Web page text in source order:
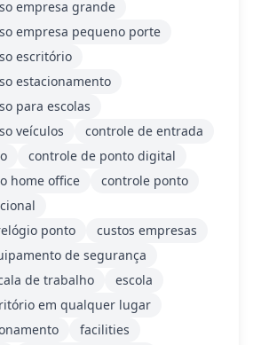
empresa grande
empresa pequeno porte
escritório
estacionamento
para escolas
veículos
controle de entrada
controle de ponto digital
home office
controle ponto
ponto
custos empresas
de segurança
de trabalho
escola
em qualquer lugar
facilities